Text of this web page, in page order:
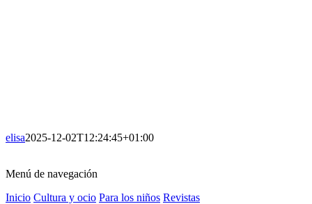
elisa2025-12-02T12:24:45+01:00
Menú de navegación
Inicio Cultura y ocio Para los niños Revistas